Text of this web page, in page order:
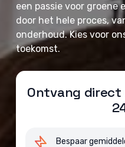
een passie voor groene
door het hele proces,
onderhoud. Kies voor
toekomst.
Ontvang
Bespaar